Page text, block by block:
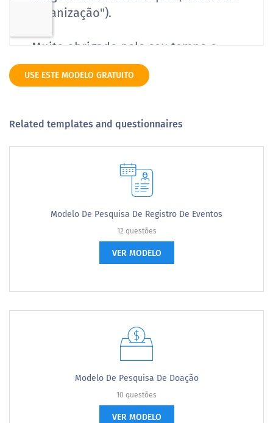
USE ESTE MODELO GRATUITO
Related templates and questionnaires
Modelo De Pesquisa De Registro De Eventos
12 questões
VER MODELO
Modelo De Pesquisa De Doação
10 questões
VER MODELO